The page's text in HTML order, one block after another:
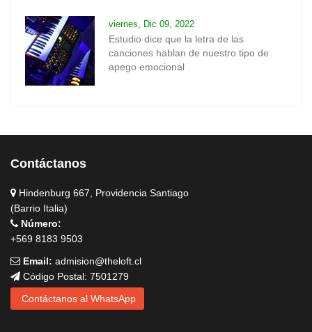
viernes, Dic 09, 2022
Estudio dice que la letra de las
canciones hablan de nuestro tipo de
apego emocional
Contáctanos
Hindenburg 667, Providencia Santiago
(Barrio Italia)
Número:
+569 8183 9503
Email: admision@theloft.cl
Código Postal: 7501279
Contáctanos al WhatsApp